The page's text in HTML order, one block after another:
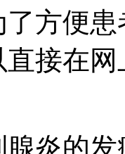
方便
接在
的发